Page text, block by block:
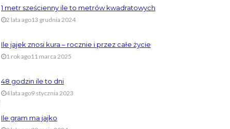
1 metr sześcienny ile to metrów kwadratowych
2 lata ago13 grudnia 2024
Ile jajek znosi kura – rocznie i przez całe życie
1 rok ago11 marca 2025
48 godzin ile to dni
4 lata ago9 stycznia 2023
Ile gram ma jajko